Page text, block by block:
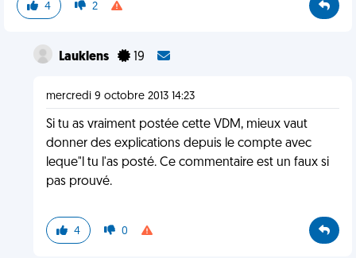
4 2
Lauklens 19
mercredi 9 octobre 2013 14:23
Si tu as vraiment postée cette VDM, mieux vaut
donner des explications depuis le compte avec
leque"l tu l'as posté. Ce commentaire est un faux si
pas prouvé.
4 0